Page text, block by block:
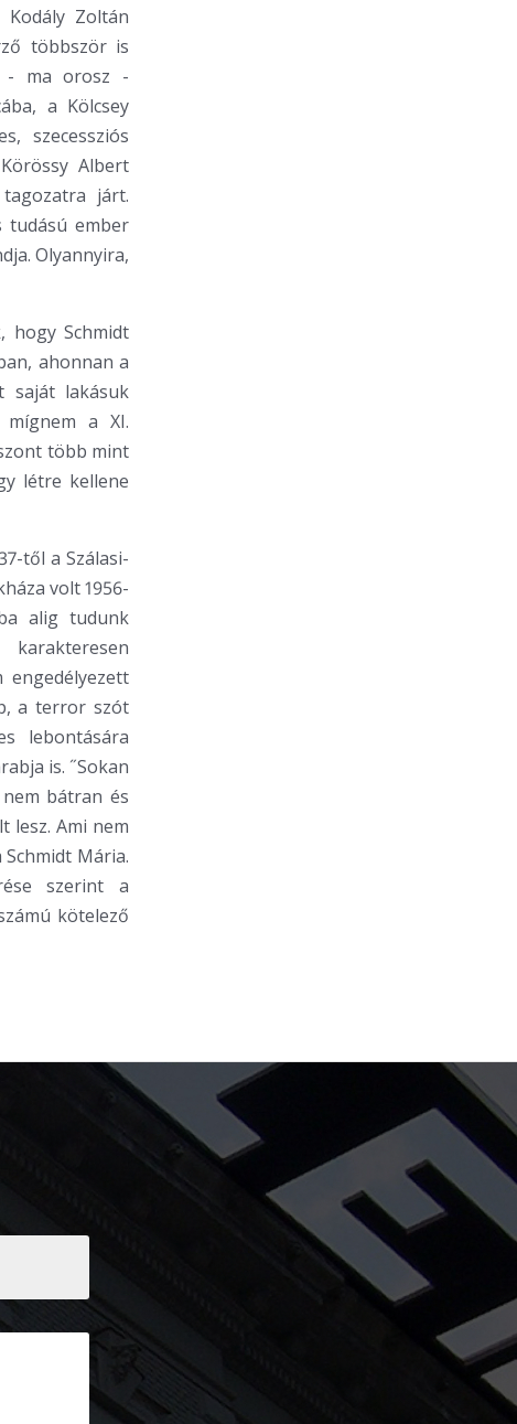
Zoltán
többször is
- ma orosz -
a Kölcsey
szecessziós
Albert
járt.
tudású ember
Olyannyira,
hogy Schmidt
ahonnan a
saját lakásuk
a XI.
több mint
létre kellene
től a Szálasi-
volt 1956-
alig tudunk
a terror szót
lebontására
is. ˝Sokan
bátran és
lesz. Ami nem
Mária.
szerint a
kötelező